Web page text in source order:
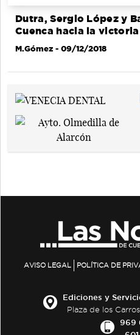
Dutra, Sergio López y
Cuenca hacia la
M.Gómez - 09/12/2018
AVISO LEGAL POLÍTICA DE
Ediciones y
Plaza de los
969